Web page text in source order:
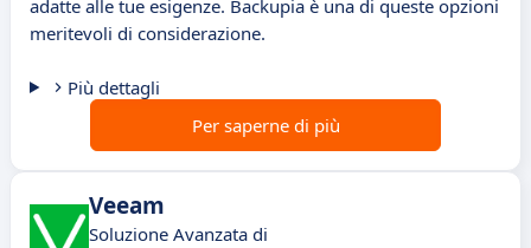
adatte alle tue esigenze. Backupia è una di queste opzioni
meritevoli di considerazione.
Più dettagli
Per saperne di più
Veeam
Soluzione Avanzata di